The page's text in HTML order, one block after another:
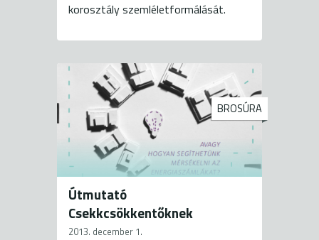
korosztály szemléletformálását.
BROSÚRA
Útmutató
Csekkcsökkentőknek
2013. december 1.